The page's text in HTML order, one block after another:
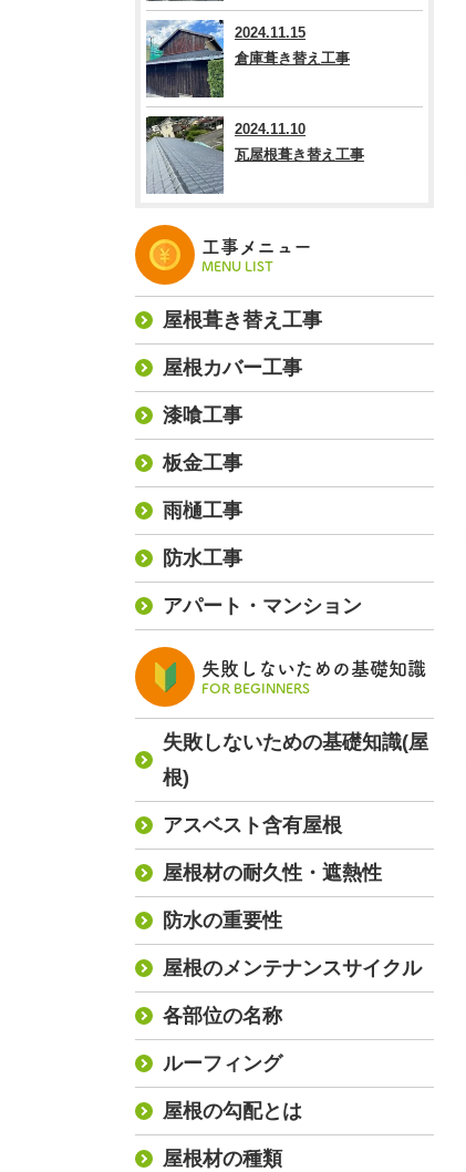
2024.11.15
倉庫葺き替え工事
2024.11.10
瓦屋根葺き替え工事
工事メニュー
MENU LIST
屋根葺き替え工事
屋根カバー工事
漆喰工事
板金工事
雨樋工事
防水工事
アパート・マンション
失敗しないための基礎知識
FOR BEGINNERS
失敗しないための基礎知識(屋
根)
アスベスト含有屋根
屋根材の耐久性・遮熱性
防水の重要性
屋根のメンテナンスサイクル
各部位の名称
ルーフィング
屋根の勾配とは
屋根材の種類